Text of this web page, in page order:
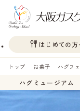
はじめての方
トップ お菓子 ハグフ
ハグミュージアム